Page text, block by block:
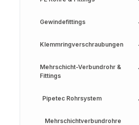
Gewindefittings
Klemmringverschraubungen
Mehrschicht-Verbundrohr &
Fittings
Pipetec Rohrsystem
Mehrschichtverbundrohre